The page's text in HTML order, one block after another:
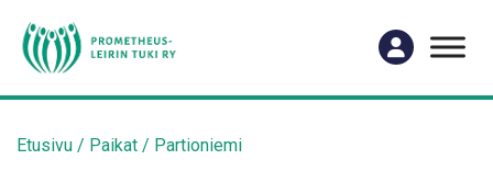
Etusivu / Paikat / Partioniemi